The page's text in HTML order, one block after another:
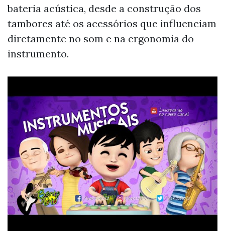
bateria acústica, desde a construção dos
tambores até os acessórios que influenciam
diretamente no som e na ergonomia do
instrumento.